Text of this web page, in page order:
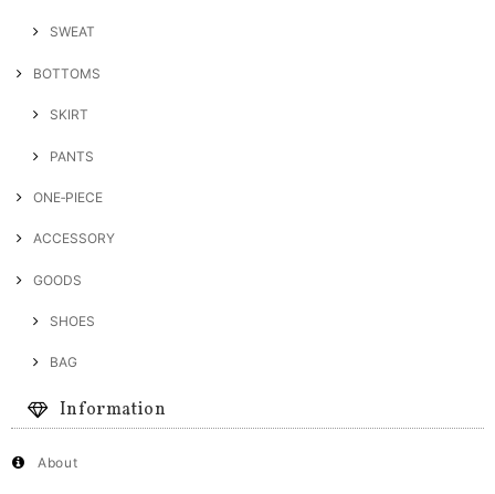
SWEAT
BOTTOMS
SKIRT
PANTS
ONE‐PIECE
ACCESSORY
GOODS
SHOES
BAG
Information
About